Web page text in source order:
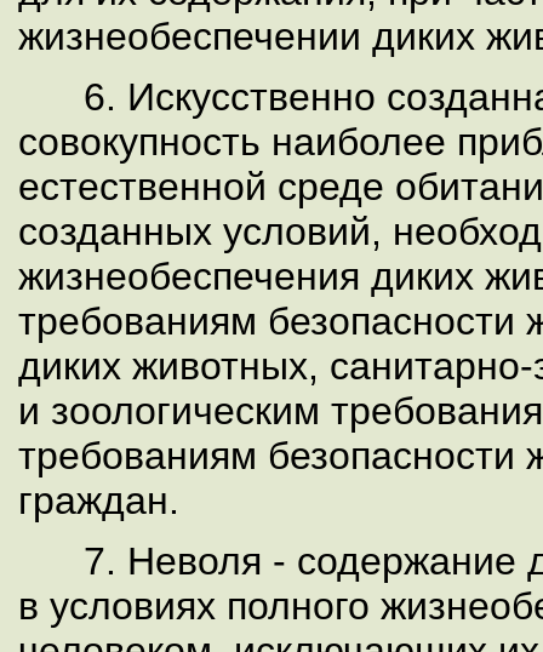
жизнеобеспечении диких
6. Искусственно
совокупность наиболее
естественной среде
созданных условий,
жизнеобеспечения диких
требованиям безопасности
диких животных,
и зоологическим
требованиям безопасности
граждан.
7. Неволя - содержание
в условиях полного